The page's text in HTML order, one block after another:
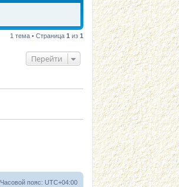
1 тема • Страница 1 из 1
Перейти
Часовой пояс: UTC+04:00